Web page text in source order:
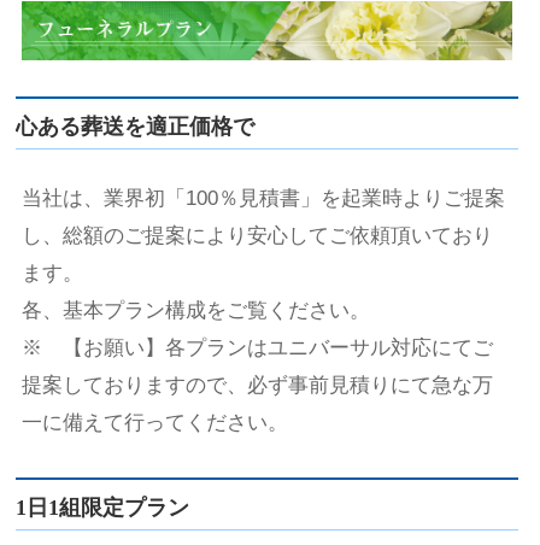
心ある葬送を適正価格で
当社は、業界初「100％見積書」を起業時よりご提案
し、総額のご提案により安心してご依頼頂いており
ます。
各、基本プラン構成をご覧ください。
※ 【お願い】各プランはユニバーサル対応にてご
提案しておりますので、必ず事前見積りにて急な万
一に備えて行ってください。
1日1組限定プラン